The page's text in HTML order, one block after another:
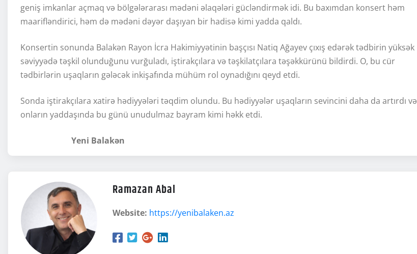
geniş imkanlar açmaq və bölgələrarası mədəni əlaqələri gücləndirmək idi. Bu baxımdan konsert həm
maarifləndirici, həm də mədəni dəyər daşıyan bir hadisə kimi yadda qaldı.
Konsertin sonunda Balakən Rayon İcra Hakimiyyətinin başçısı Natiq Ağayev çıxış edərək tədbirin yüksək
səviyyədə təşkil olunduğunu vurğuladı, iştirakçılara və təşkilatçılara təşəkkürünü bildirdi. O, bu cür
tədbirlərin uşaqların gələcək inkişafında mühüm rol oynadığını qeyd etdi.
Sonda iştirakçılara xatirə hədiyyələri təqdim olundu. Bu hədiyyələr uşaqların sevincini daha da artırdı və
onların yaddaşında bu günü unudulmaz bayram kimi həkk etdi.
Yeni Balakən
Ramazan Abal
Website: https://yenibalaken.az